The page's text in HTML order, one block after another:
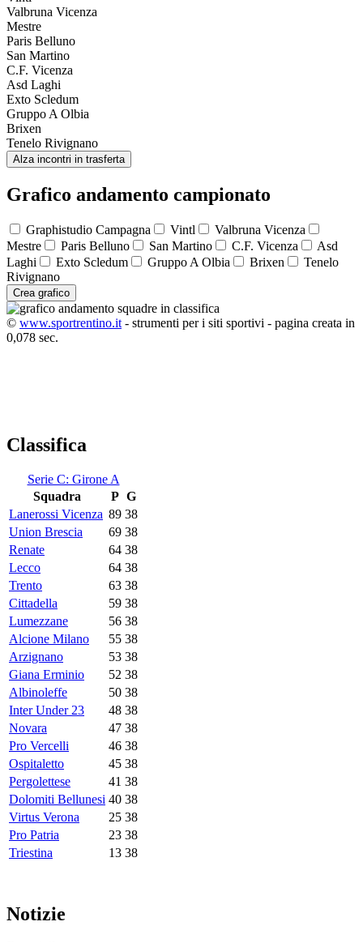
Valbruna Vicenza
Mestre
Paris Belluno
San Martino
C.F. Vicenza
Asd Laghi
Exto Scledum
Gruppo A Olbia
Brixen
Tenelo Rivignano
Alza incontri in trasferta
Grafico andamento campionato
Graphistudio Campagna Vintl
Valbruna Vicenza
Mestre
Paris Belluno San Martino C.F. Vicenza
Asd
Laghi
Exto Scledum Gruppo A Olbia Brixen
Tenelo
Rivignano
Crea grafico
© www.sportrentino.it- strumenti per i siti sportivi - pagina creata in
0,078 sec.
Classifica
Serie C: Girone A
Squadra
P G
Lanerossi Vicenza 89 38
Union Brescia
69 38
Renate
64 38
Lecco
64 38
Trento
63 38
Cittadella
59 38
Lumezzane
56 38
Alcione Milano
55 38
Arzignano
53 38
Giana Erminio
52 38
Albinoleffe
50 38
Inter Under 23
48 38
Novara
47 38
Pro Vercelli
46 38
Ospitaletto
45 38
Pergolettese
41 38
Dolomiti Bellunesi 40 38
Virtus Verona
25 38
Pro Patria
23 38
Triestina
13 38
Notizie